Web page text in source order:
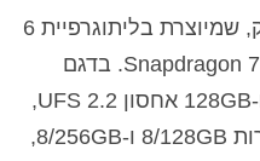
Dimensity 920 מבית מדיה טק, שמיוצרת בליתוגרפיית 6
ננומטר ומקבילה בערך ל-Snapdragon 778G. בדגם
שבדקנו היו 6GB זיכרון RAM ו-128GB אחסון UFS 2.2,
אם כי המכשיר נמכר גם בתצורות 8/128GB ו-8/256GB,